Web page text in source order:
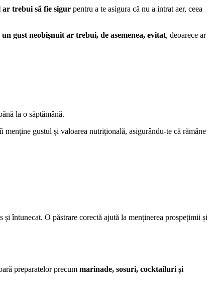
trebui să fie sigur pentru a te asigura că nu a intrat aer, ceea
gust neobișnuit ar trebui, de asemenea, evitat, deoarece ar
la o săptămână.
gustul și valoarea nutrițională, asigurându-te că rămâne
și întunecat. O păstrare corectă ajută la menținerea prospețimii și
preparatelor precum marinade, sosuri, cocktailuri și